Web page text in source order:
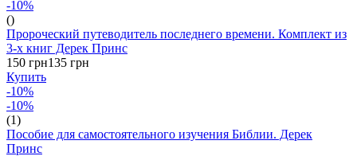
-10%
()
Пророческий путеводитель последнего времени. Комплект из
3-х книг Дерек Принс
150 грн135 грн
Купить
-10%
-10%
(1)
Пособие для самостоятельного изучения Библии. Дерек
Принс